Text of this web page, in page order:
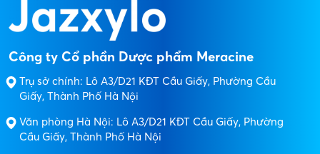
Công ty Cổ phần Dược phẩm Meracine
Trụ sở chính: Lô A3/D21 KĐT Cầu Giấy, Phường Cầu
Giấy, Thành Phố Hà Nội
Văn phòng Hà Nội: Lô A3/D21 KĐT Cầu Giấy, Phường
Cầu Giấy, Thành Phố Hà Nội